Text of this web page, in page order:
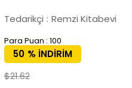
Tedarikçi : Remzi Kitabevi
Para Puan : 100
%
50
İNDIRIM
$21.62